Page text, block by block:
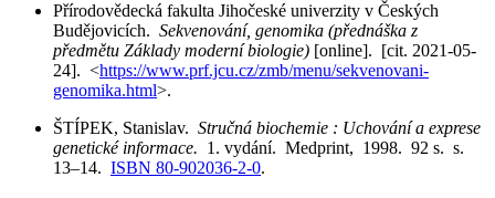
Přírodovědecká fakulta Jihočeské univerzity v Českých
Budějovicích. Sekvenování, genomika (přednáška z
předmětu Základy moderní biologie) [online]. [cit. 2021-05-
24]. <https://www.prf.jcu.cz/zmb/menu/sekvenovani-
genomika.html>.
ŠTÍPEK, Stanislav. Stručná biochemie : Uchování a exprese
genetické informace. 1. vydání. Medprint, 1998. 92 s. s.
13–14. ISBN 80-902036-2-0.